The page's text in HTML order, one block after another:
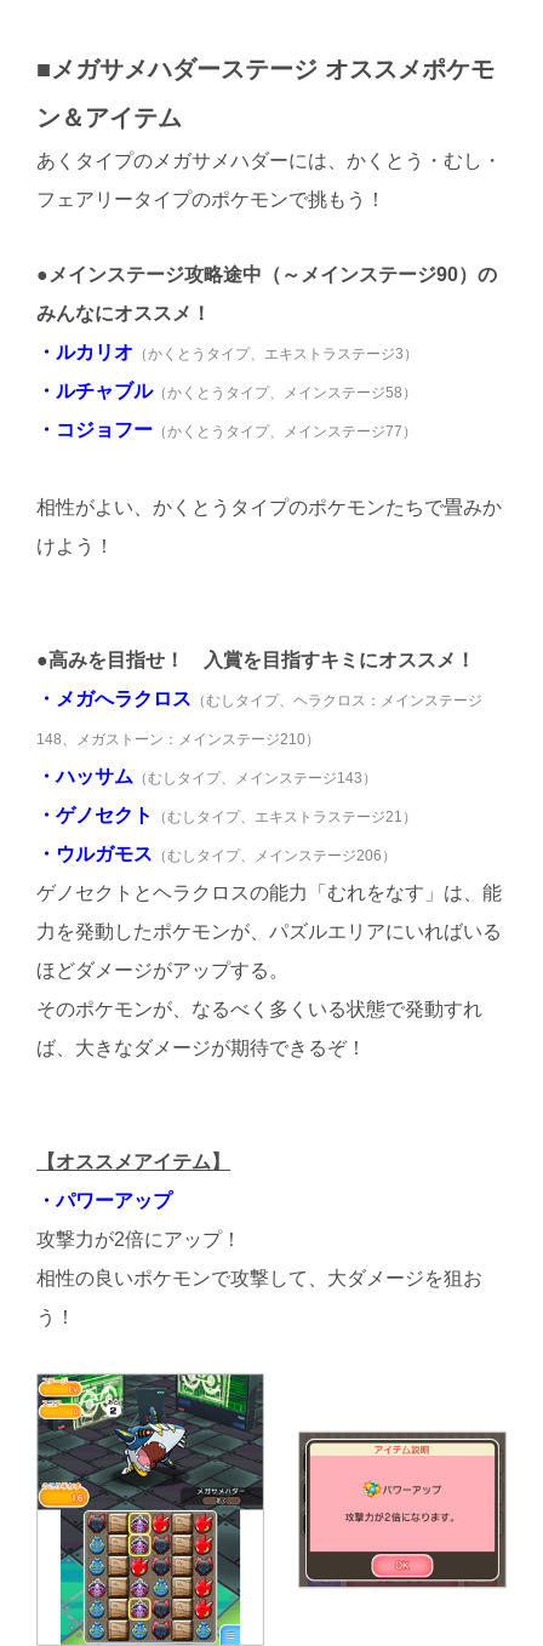
■メガサメハダーステージ オススメポケモ
ン＆アイテム
あくタイプのメガサメハダーには、かくとう・むし・
フェアリータイプのポケモンで挑もう！
●メインステージ攻略途中（～メインステージ90）の
みんなにオススメ！
・ルカリオ （かくとうタイプ、エキストラステージ3）
・ルチャブル（かくとうタイプ、メインステージ58）
・コジョフー （かくとうタイプ、メインステージ77）
相性がよい、かくとうタイプのポケモンたちで畳みか
けよう！
●高みを目指せ！ 入賞を目指すキミにオススメ！
・メガへラクロス （むしタイプ、ヘラクロス：メインステージ
148、メガストーン：メインステージ210）
・ハッサム （むしタイプ、メインステージ143）
・ゲノセクト （むしタイプ、エキストラステージ21）
・ウルガモス （むしタイプ、メインステージ206）
ゲノセクトとヘラクロスの能力「むれをなす」は、能
力を発動したポケモンが、パズルエリアにいればいる
ほどダメージがアップする。
そのポケモンが、なるべく多くいる状態で発動すれ
ば、大きなダメージが期待できるぞ！
【オススメアイテム】
・パワーアップ
攻撃力が2倍にアップ！
相性の良いポケモンで攻撃して、大ダメージを狙お
う！